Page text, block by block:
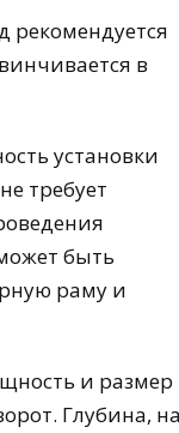
рекомендуется
в
установки
требует
быть
раму и
и размер
Глубина, на